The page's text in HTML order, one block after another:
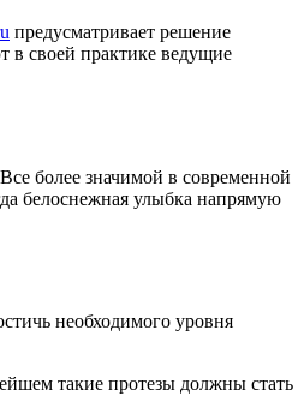
предусматривает решение
в своей практике ведущие
более значимой в современной
белоснежная улыбка напрямую
необходимого уровня
такие протезы должны стать